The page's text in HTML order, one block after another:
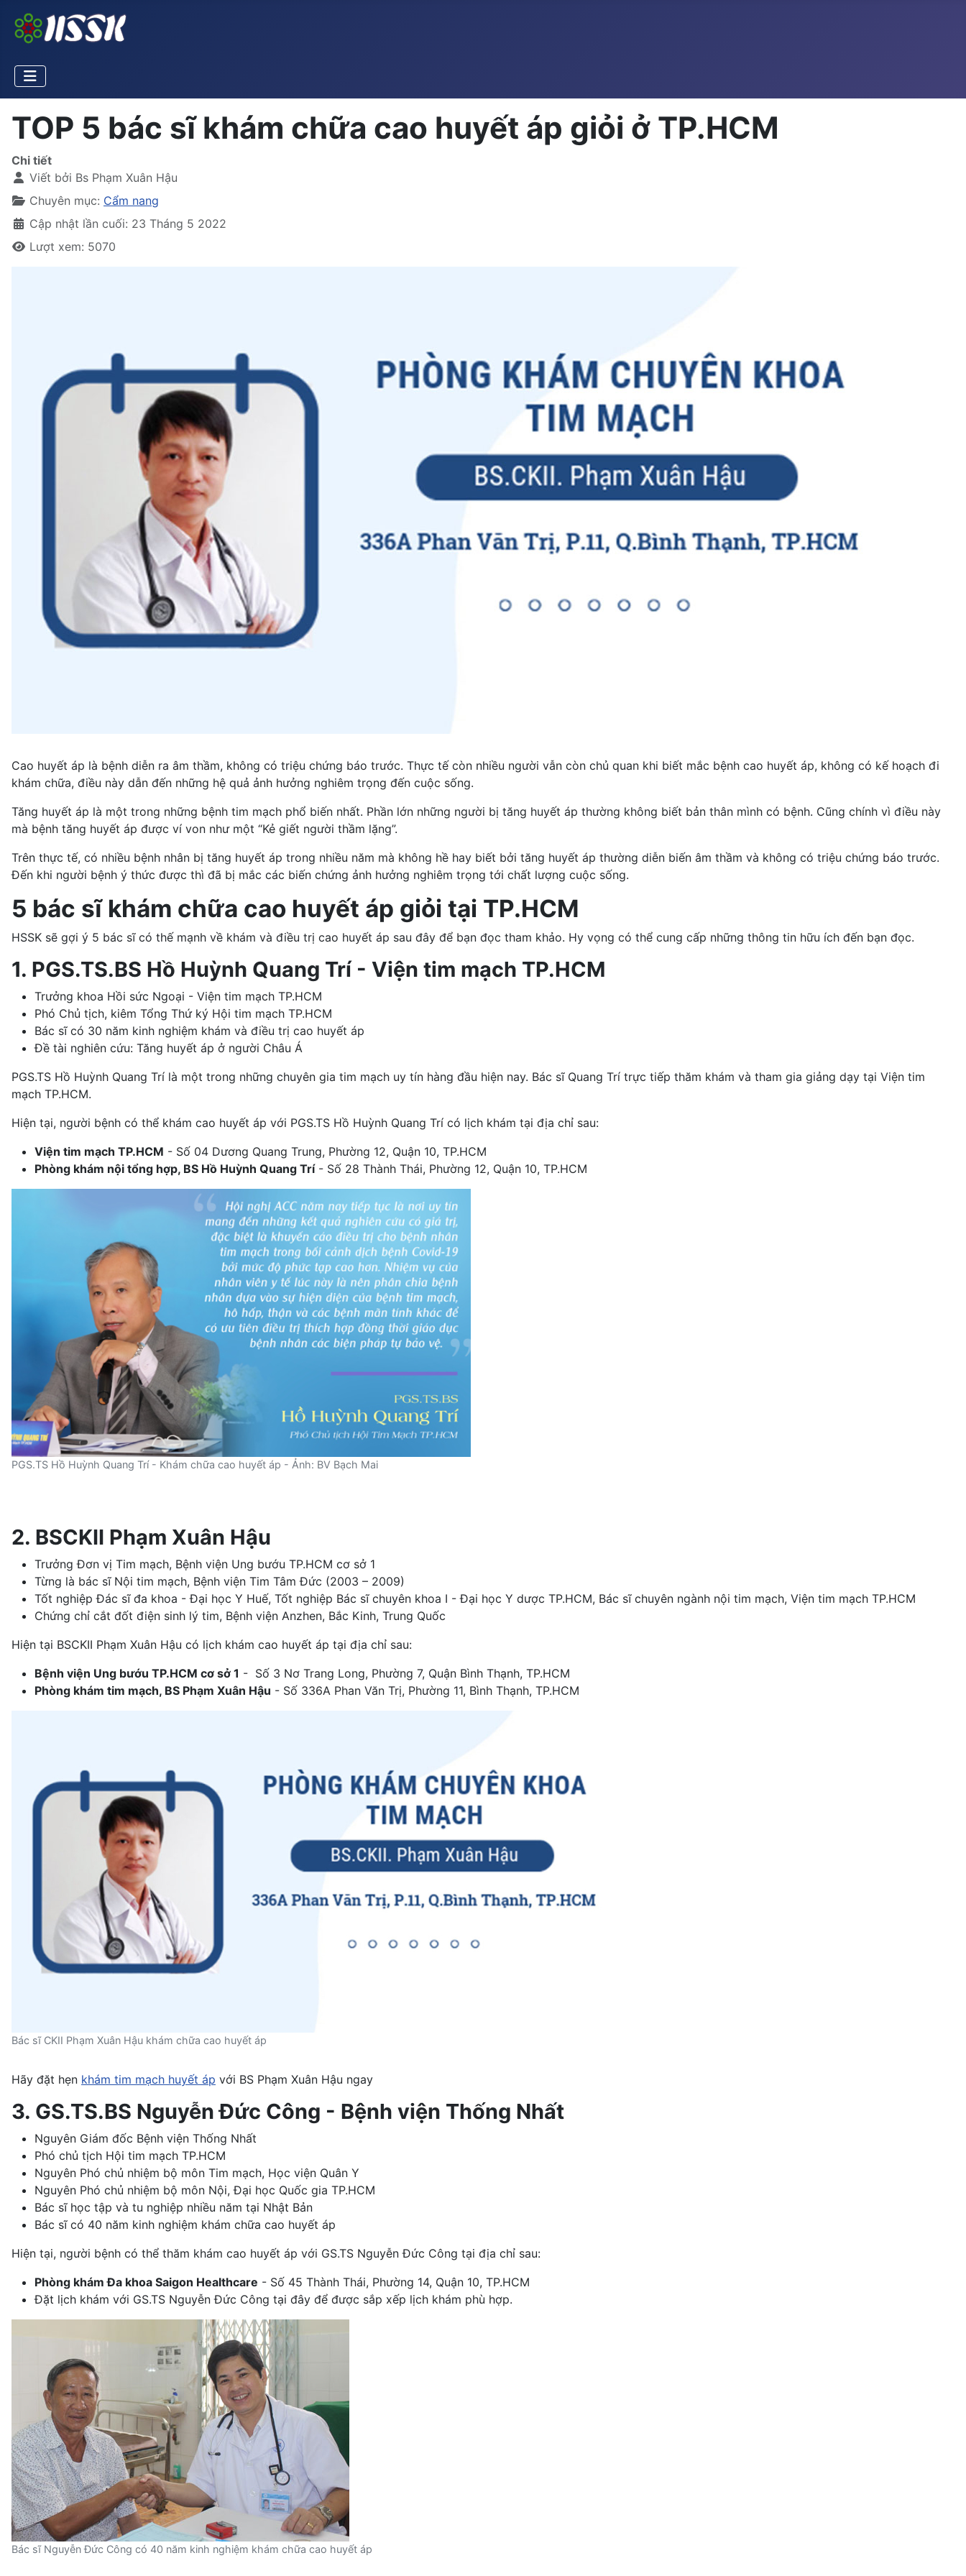
TOP 5 bác sĩ khám chữa cao huyết áp giỏi ở TP.HCM
Chi tiết
Viết bởi Bs Phạm Xuân Hậu
Chuyên mục: Cẩm nang
Cập nhật lần cuối: 23 Tháng 5 2022
Lượt xem: 5070
Cao huyết áp là bệnh diễn ra âm thầm, không có triệu chứng báo trước. Thực tế còn nhiều người vẫn còn chủ quan khi biết mắc bệnh cao huyết áp, không có kế hoạch đi
khám chữa, điều này dẫn đến những hệ quả ảnh hưởng nghiêm trọng đến cuộc sống.
Tăng huyết áp là một trong những bệnh tim mạch phổ biến nhất. Phần lớn những người bị tăng huyết áp thường không biết bản thân mình có bệnh. Cũng chính vì điều này
mà bệnh tăng huyết áp được ví von như một “Kẻ giết người thầm lặng”.
Trên thực tế, có nhiều bệnh nhân bị tăng huyết áp trong nhiều năm mà không hề hay biết bởi tăng huyết áp thường diễn biến âm thầm và không có triệu chứng báo trước.
Đến khi người bệnh ý thức được thì đã bị mắc các biến chứng ảnh hưởng nghiêm trọng tới chất lượng cuộc sống.
5 bác sĩ khám chữa cao huyết áp giỏi tại TP.HCM
HSSK sẽ gợi ý 5 bác sĩ có thế mạnh về khám và điều trị cao huyết áp sau đây để bạn đọc tham khảo. Hy vọng có thể cung cấp những thông tin hữu ích đến bạn đọc.
1. PGS.TS.BS Hồ Huỳnh Quang Trí - Viện tim mạch TP.HCM
Trưởng khoa Hồi sức Ngoại - Viện tim mạch TP.HCM
Phó Chủ tịch, kiêm Tổng Thứ ký Hội tim mạch TP.HCM
Bác sĩ có 30 năm kinh nghiệm khám và điều trị cao huyết áp
Đề tài nghiên cứu: Tăng huyết áp ở người Châu Á
PGS.TS Hồ Huỳnh Quang Trí là một trong những chuyên gia tim mạch uy tín hàng đầu hiện nay. Bác sĩ Quang Trí trực tiếp thăm khám và tham gia giảng dạy tại Viện tim
mạch TP.HCM.
Hiện tại, người bệnh có thể khám cao huyết áp với PGS.TS Hồ Huỳnh Quang Trí có lịch khám tại địa chỉ sau:
Viện tim mạch TP.HCM - Số 04 Dương Quang Trung, Phường 12, Quận 10, TP.HCM
Phòng khám nội tổng hợp, BS Hồ Huỳnh Quang Trí- Số 28 Thành Thái, Phường 12, Quận 10, TP.HCM
PGS.TS Hồ Huỳnh Quang Trí - Khám chữa cao huyết áp - Ảnh: BV Bạch Mai
2. BSCKII Phạm Xuân Hậu
Trưởng Đơn vị Tim mạch, Bệnh viện Ung bướu TP.HCM cơ sở 1
Từng là bác sĩ Nội tim mạch, Bệnh viện Tim Tâm Đức (2003 – 2009)
Tốt nghiệp Đác sĩ đa khoa - Đại học Y Huế, Tốt nghiệp Bác sĩ chuyên khoa I - Đại học Y dược TP.HCM, Bác sĩ chuyên ngành nội tim mạch, Viện tim mạch TP.HCM
Chứng chỉ cắt đốt điện sinh lý tim, Bệnh viện Anzhen, Bắc Kinh, Trung Quốc
Hiện tại BSCKII Phạm Xuân Hậu có lịch khám cao huyết áp tại địa chỉ sau:
Bệnh viện Ung bướu TP.HCM cơ sở 1 - Số 3 Nơ Trang Long, Phường 7, Quận Bình Thạnh, TP.HCM
Phòng khám tim mạch, BS Phạm Xuân Hậu - Số 336A Phan Văn Trị, Phường 11, Bình Thạnh, TP.HCM
Bác sĩ CKII Phạm Xuân Hậu khám chữa cao huyết áp
Hãy đặt hẹn khám tim mạch huyết áp với BS Phạm Xuân Hậu ngay
3. GS.TS.BS Nguyễn Đức Công - Bệnh viện Thống Nhất
Nguyên Giám đốc Bệnh viện Thống Nhất
Phó chủ tịch Hội tim mạch TP.HCM
Nguyên Phó chủ nhiệm bộ môn Tim mạch, Học viện Quân Y
Nguyên Phó chủ nhiệm bộ môn Nội, Đại học Quốc gia TP.HCM
Bác sĩ học tập và tu nghiệp nhiều năm tại Nhật Bản
Bác sĩ có 40 năm kinh nghiệm khám chữa cao huyết áp
Hiện tại, người bệnh có thể thăm khám cao huyết áp với GS.TS Nguyễn Đức Công tại địa chỉ sau:
Phòng khám Đa khoa Saigon Healthcare - Số 45 Thành Thái, Phường 14, Quận 10, TP.HCM
Đặt lịch khám với GS.TS Nguyễn Đức Công tại đây để được sắp xếp lịch khám phù hợp.
Bác sĩ Nguyễn Đức Công có 40 năm kinh nghiệm khám chữa cao huyết áp